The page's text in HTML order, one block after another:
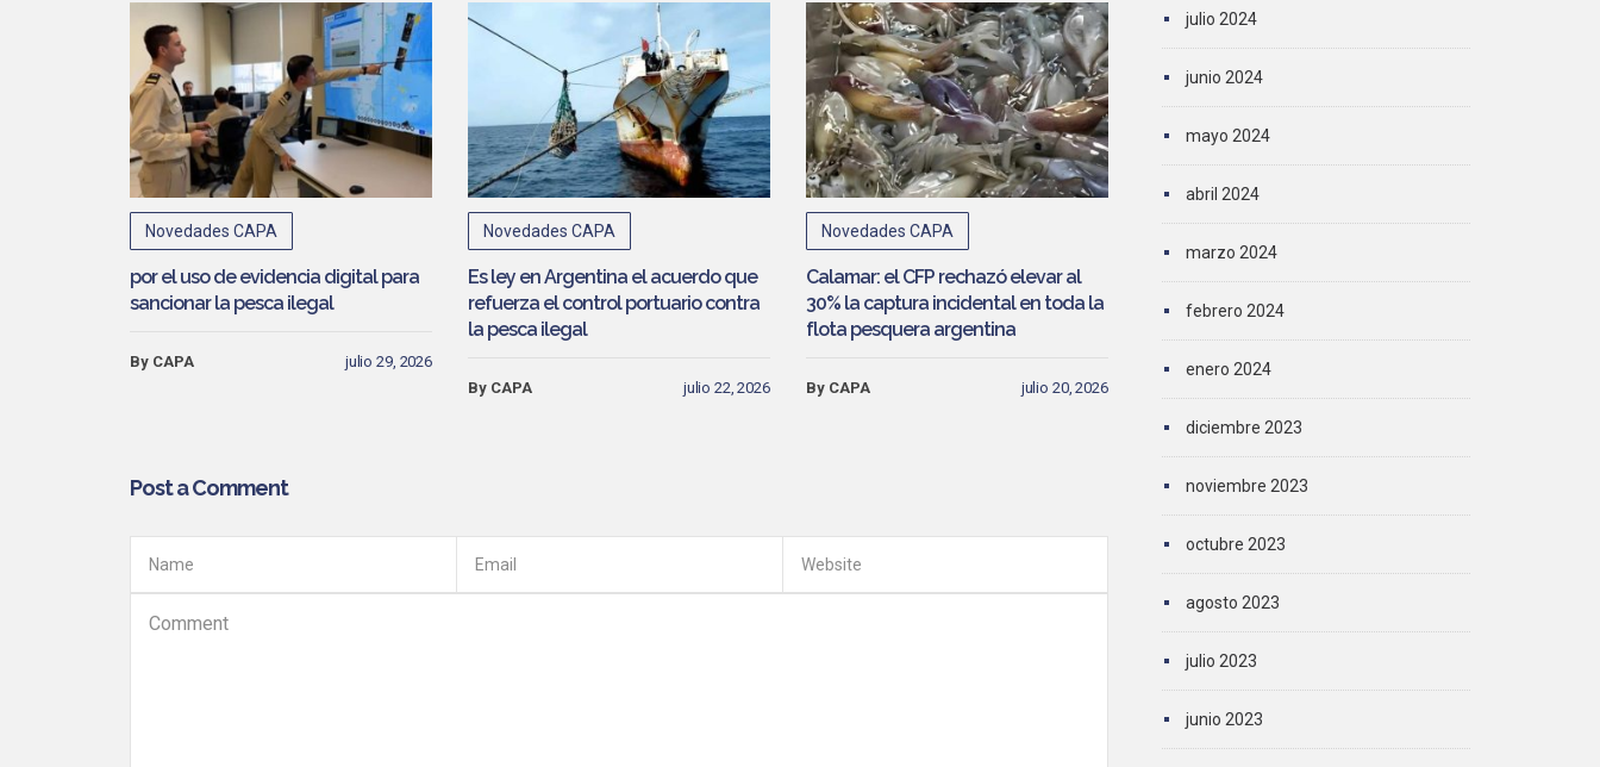
Novedades CAPA
por el uso de evidencia digital para
sancionar la pesca ilegal
By CAPA julio 29, 2026
Novedades CAPA
Es ley en Argentina el acuerdo que
refuerza el control portuario contra
la pesca ilegal
By CAPA julio 22, 2026
Novedades CAPA
Calamar: el CFP rechazó elevar al
30% la captura incidental en toda la
flota pesquera argentina
By CAPA julio 20, 2026
Post a Comment
julio 2024
junio 2024
mayo 2024
abril 2024
marzo 2024
febrero 2024
enero 2024
diciembre 2023
noviembre 2023
octubre 2023
agosto 2023
julio 2023
junio 2023